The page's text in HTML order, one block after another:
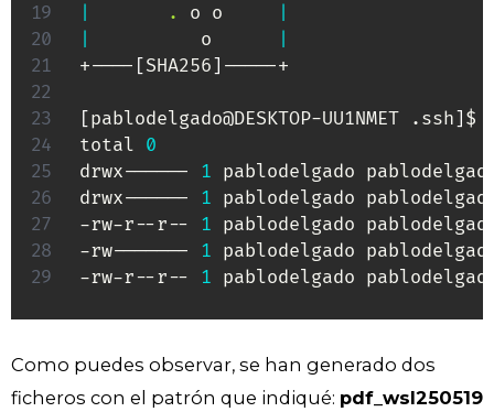
. o o
          o
+---- [SHA256] -----+
[pablodelgado@DESKTOP-UU1NMET .ssh] $
total 0
drwx------ 1 pablodelgado
drwx------ 1 pablodelgado
-rw-r--r-- 1 pablodelgado
-rw------- 1 pablodelgado
-rw-r--r-- 1 pablodelgado
Como puedes observar, se han generado dos
ficheros con el patrón que indiqué: pdf_wsl250519